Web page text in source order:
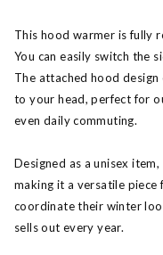
This hood warmer is fully
You can easily switch the
The attached hood design
to your head, perfect for
even daily commuting.
Designed as a unisex
making it a versatile
coordinate their winter
sells out every year.